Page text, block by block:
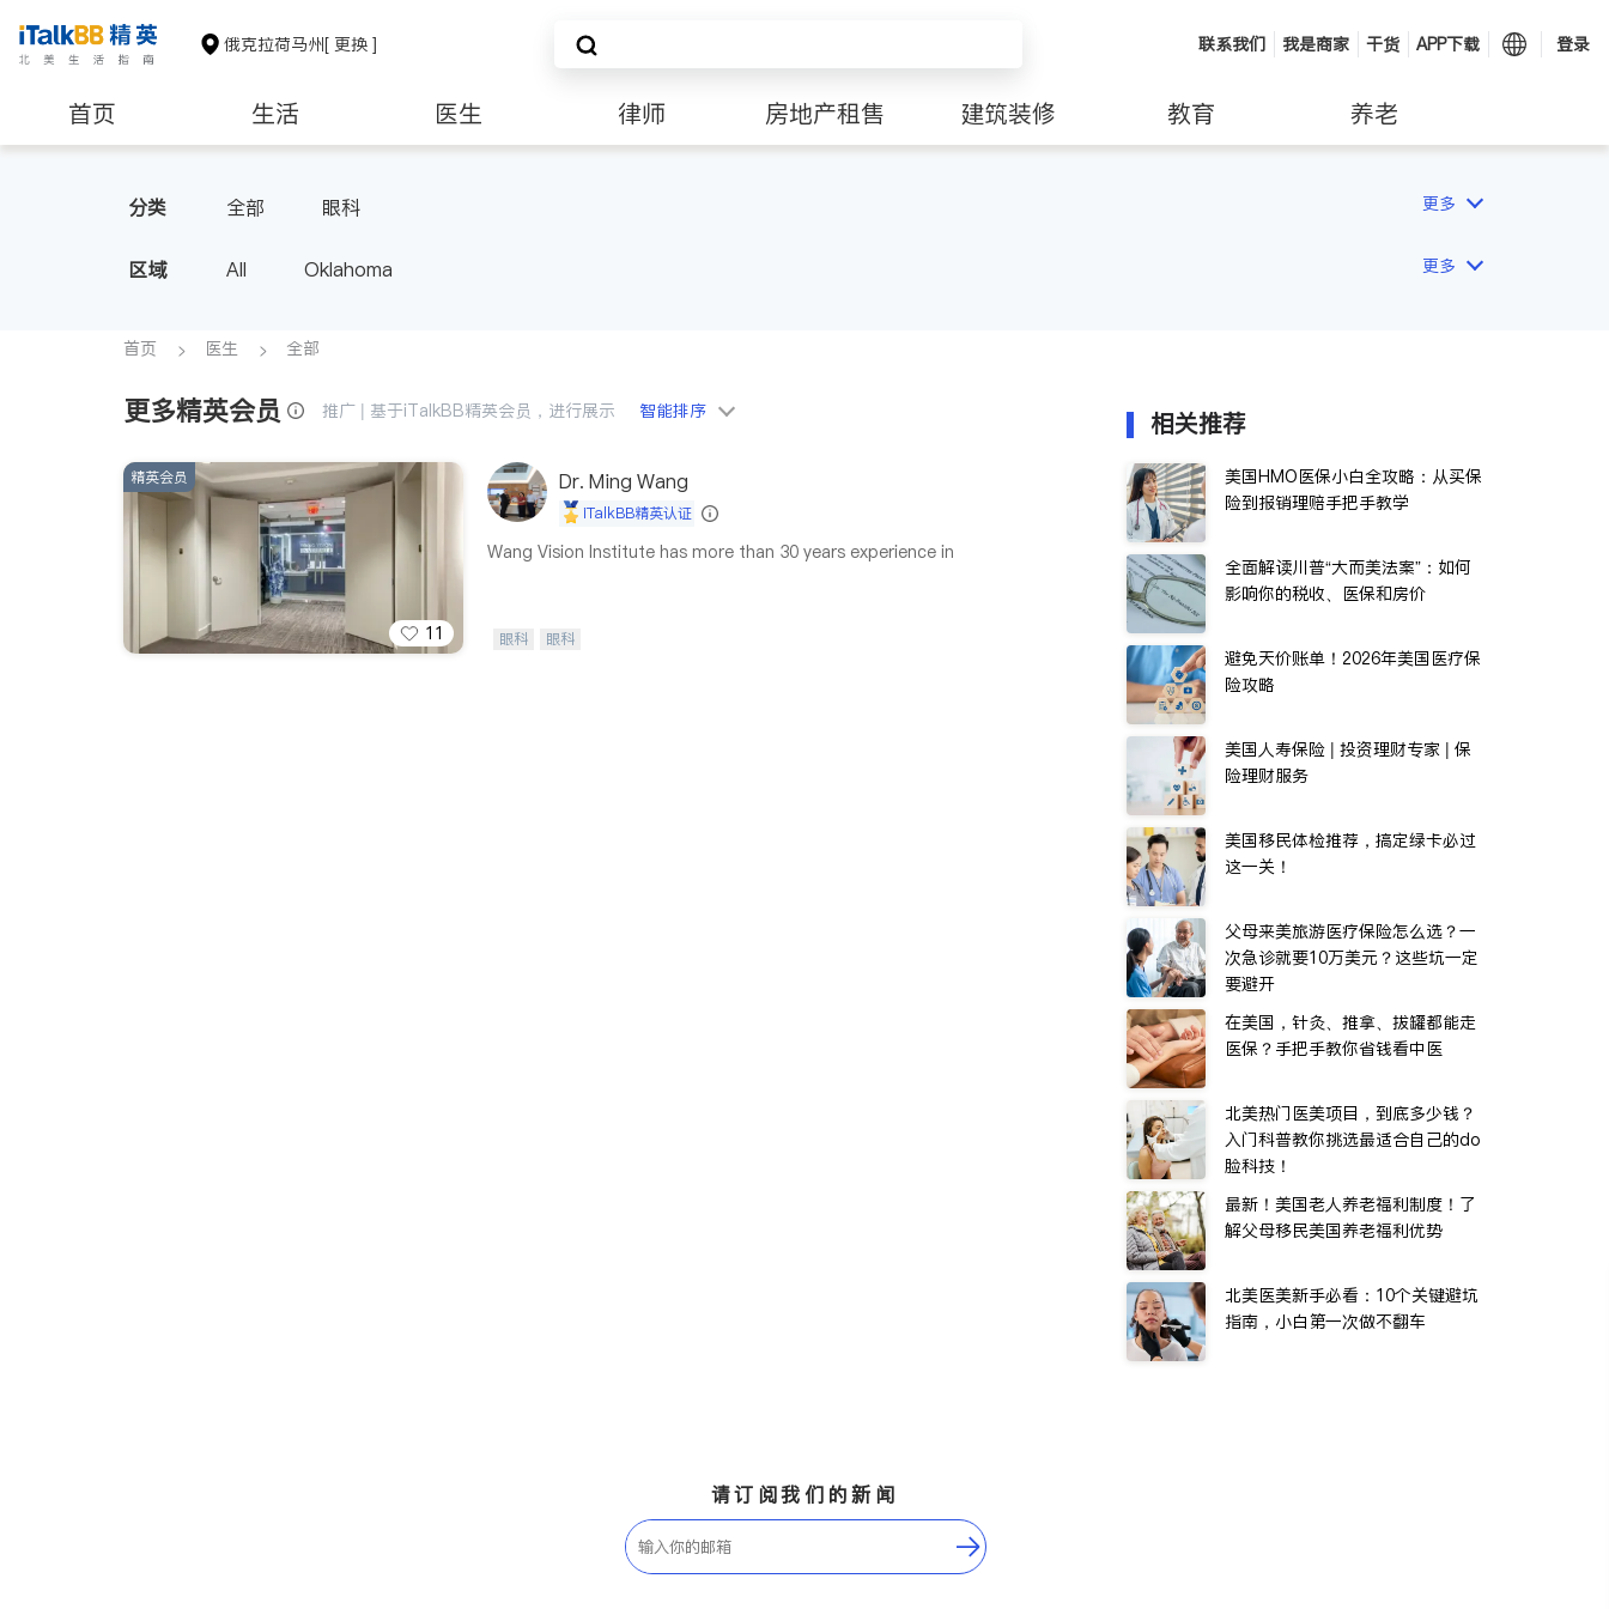
俄克拉荷马州[ 更换 ] 联系我们 我是商家 干货 APP下载 登录
首页 生活 医生 律师 房地产租售 建筑装修 教育 养老
分类 全部 眼科 更多
区域 All Oklahoma 更多
首页 医生 全部
更多精英会员 推广 | 基于iTalkBB精英会员，进行展示 智能排序
11
精英会员 Dr. Ming Wang
iTalkBB精英认证
Wang Vision Institute has more than 30 years experience in
眼科 眼科
相关推荐
美国HMO医保小白全攻略：从买保
险到报销理赔手把手教学
全面解读川普“大而美法案”：如何
影响你的税收、医保和房价
避免天价账单！2026年美国医疗保
险攻略
美国人寿保险 | 投资理财专家 | 保
险理财服务
美国移民体检推荐，搞定绿卡必过
这一关！
父母来美旅游医疗保险怎么选？一
次急诊就要10万美元？这些坑一定
要避开
在美国，针灸、推拿、拔罐都能走
医保？手把手教你省钱看中医
北美热门医美项目，到底多少钱？
入门科普教你挑选最适合自己的do
脸科技！
最新！美国老人养老福利制度！了
解父母移民美国养老福利优势
北美医美新手必看：10个关键避坑
指南，小白第一次做不翻车
请订阅我们的新闻